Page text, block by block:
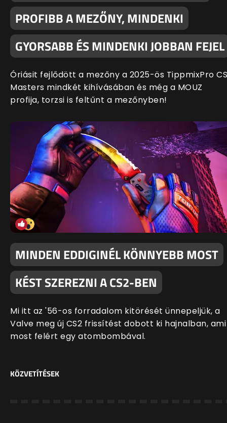
PROFIBB A MEZŐNY, MINDENKI
GYORSABB ÉS MINDENKI JOBBAN FEJEL
Óriásit fejlődött a mezőny a 2025-ös TippmixPro
Masters mindkét kihívásában és még a MOUZ
profija, torzsi is feltűnt a mezőnyben!
MINDEN EDDIGINÉL KÖNNYEBB MOST
KÉST SZEREZNI A CS2-BEN
Mi itt az '56-os forradalom kitörését ünnepeljük, a
Valve meg új CS2 frissítést dobott ki hajnalban, ami
most felért egy atombombával.
KÖZVETÍTÉSEK